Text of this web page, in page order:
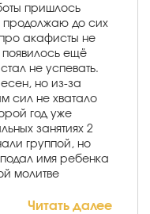
пришлось
продолжаю до сих
про акафисты не
ещё
не успевать.
но из-за
сил не хватало
год уже
занятиях 2
группой, но
имя ребенка
молитве
Читать далее